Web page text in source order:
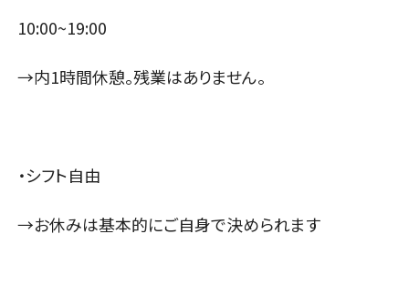
10:00~19:00
→内1時間休憩。残業はありません。
・シフト自由
→お休みは基本的にご自身で決められます